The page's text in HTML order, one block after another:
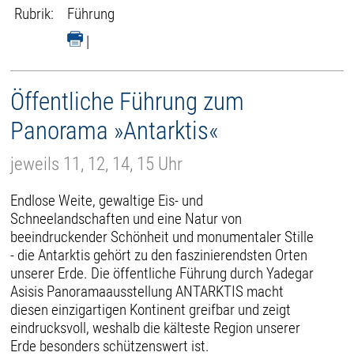
Rubrik:
Führung
|
Öffentliche Führung zum
Panorama »Antarktis«
jeweils 11, 12, 14, 15 Uhr
Endlose Weite, gewaltige Eis- und
Schneelandschaften und eine Natur von
beeindruckender Schönheit und monumentaler Stille
- die Antarktis gehört zu den faszinierendsten Orten
unserer Erde. Die öffentliche Führung durch Yadegar
Asisis Panoramaausstellung ANTARKTIS macht
diesen einzigartigen Kontinent greifbar und zeigt
eindrucksvoll, weshalb die kälteste Region unserer
Erde besonders schützenswert ist.